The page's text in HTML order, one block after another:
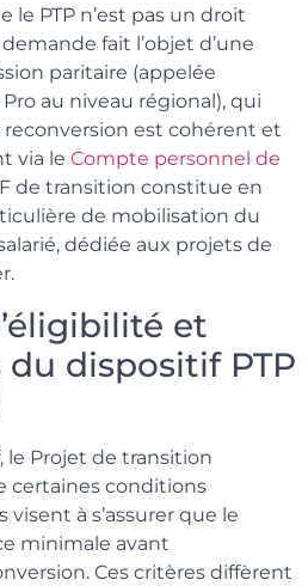
PTP n’est pas un droit
fait l’objet d’une
paritaire (appelée
au niveau régional), qui
est cohérent et
via le Compte personnel de
de transition constitue en
de mobilisation du
dédiée aux projets de
et
dispositif PTP
Projet de transition
certaines conditions
visent à s’assurer que le
minimale avant
Ces critères diffèrent